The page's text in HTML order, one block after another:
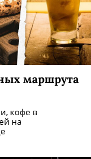
маршрута
кофе в
на